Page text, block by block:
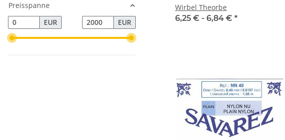
Wirbel Theorbe
6,25 € - 6,84 € *
Preisspanne
EUR
EUR